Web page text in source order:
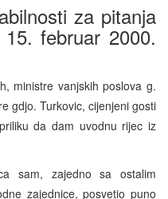
za pitanja
februar 2000.
ministre vanjskih poslova g.
gdjo. Turkovic, cijenjeni gosti
da dam uvodnu rijec iz
sam, zajedno sa ostalim
zajednice, posvetio puno